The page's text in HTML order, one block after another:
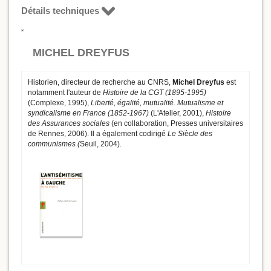
Détails techniques
MICHEL DREYFUS
Historien, directeur de recherche au CNRS, Michel Dreyfus est
notamment l'auteur de Histoire de la CGT (1895-1995)
(Complexe, 1995), Liberté, égalité, mutualité. Mutualisme et
syndicalisme en France (1852-1967) (L'Atelier, 2001), Histoire
des Assurances sociales (en collaboration, Presses universitaires
de Rennes, 2006). Il a également codirigé Le Siècle des
communismes (Seuil, 2004).